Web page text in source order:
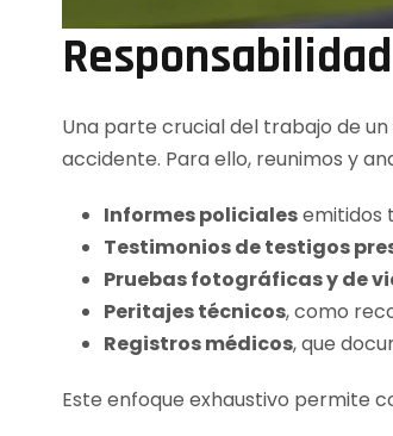
Una parte crucial del trabajo de un
accidente. Para ello, reunimos y
Informes policialesemitidos
Testimonios de testigos
Pruebas fotográficas y de
Peritajes técnicos, como
Registros médicos, que
Este enfoque exhaustivo permite